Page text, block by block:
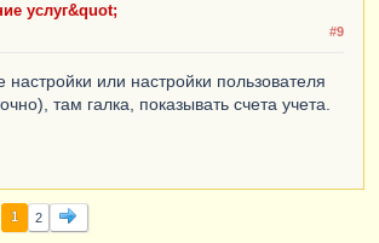
услуг&quot;
#9
или настройки пользователя
там галка, показывать счета учета.
1 2